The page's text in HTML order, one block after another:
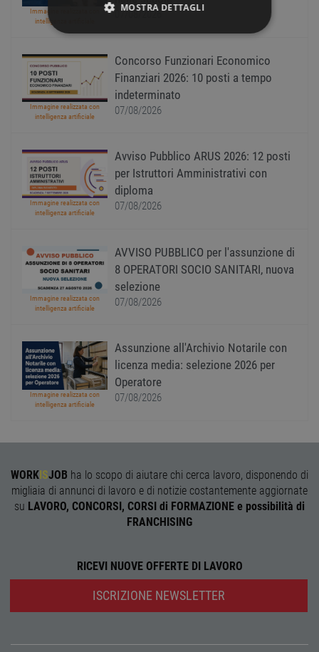
Immagine realizzata con
intelligenza artificiale
07/08/2026
Immagine realizzata con
intelligenza artificiale
Concorso Funzionari Economico
Finanziari 2026: 10 posti a tempo
indeterminato
07/08/2026
Immagine realizzata con
intelligenza artificiale
Avviso Pubblico ARUS 2026: 12 posti
per Istruttori Amministrativi con
diploma
07/08/2026
Immagine realizzata con
intelligenza artificiale
AVVISO PUBBLICO per l'assunzione di
8 OPERATORI SOCIO SANITARI, nuova
selezione
07/08/2026
Immagine realizzata con
intelligenza artificiale
Assunzione all'Archivio Notarile con
licenza media: selezione 2026 per
Operatore
07/08/2026
WORKISJOB ha lo scopo di aiutare chi cerca lavoro, disponendo di
migliaia di annunci di lavoro e di notizie costantemente aggiornate
su LAVORO, CONCORSI, CORSI di FORMAZIONE e possibilità di
FRANCHISING
RICEVI NUOVE OFFERTE DI LAVORO
ISCRIZIONE NEWSLETTER
MOSTRA DETTAGLI
PERFORMANCE
TARGETING
NON CLASSIFICATI
Funzionalità
Non classificati
I cookie strettamente necessari consentono le
sito web non può essere utilizzato correttamente
senza i cookie strettamente necessari.
Nome
Scadenza
PHPSESSID
PHP.
è